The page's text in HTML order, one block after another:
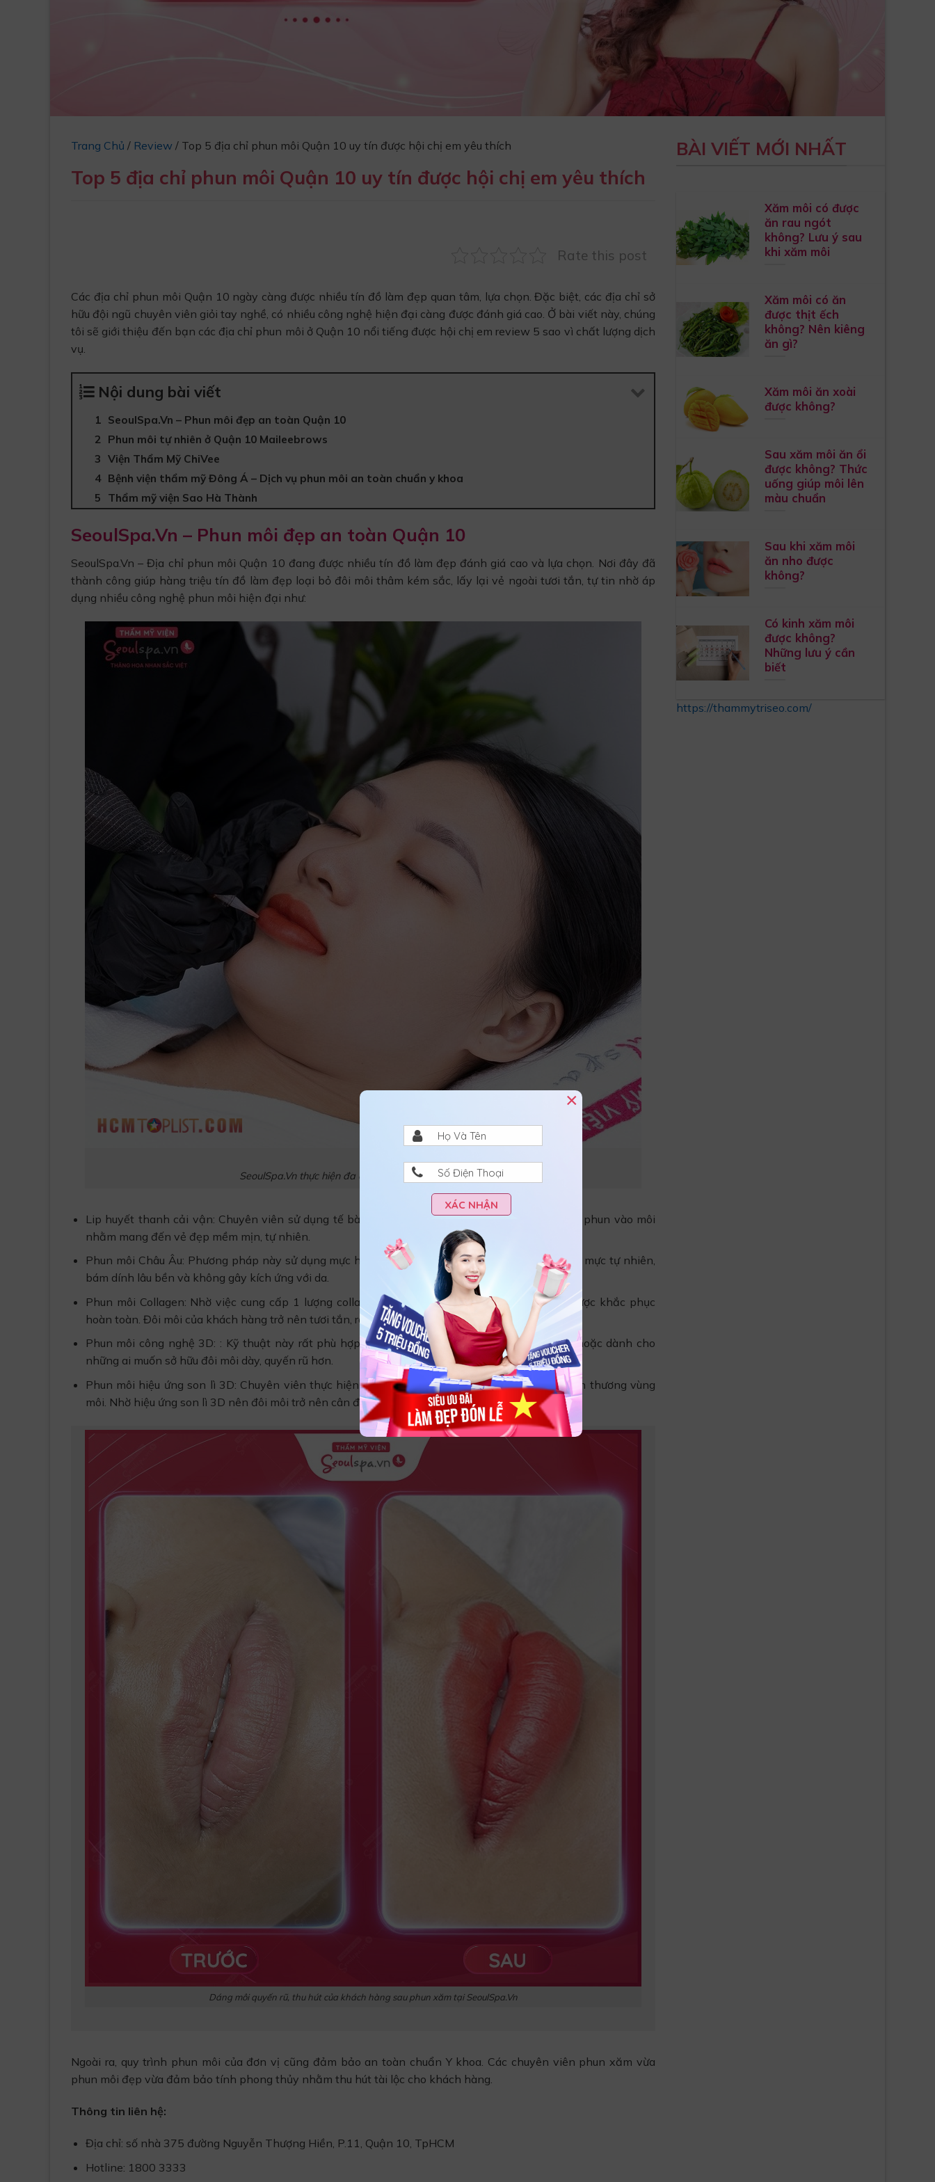
Trang Chủ / Review / Top 5 địa chỉ phun môi Quận 10 uy tín được hội chị em yêu thích
Top 5 địa chỉ phun môi Quận 10 uy tín được hội chị em yêu thích
Rate this post
Các địa chỉ phun môi Quận 10 ngày càng được nhiều tín đồ làm đẹp quan tâm, lựa chọn. Đặc biệt, các địa chỉ sở
hữu đội ngũ chuyên viên giỏi tay nghề, có nhiều công nghệ hiện đại càng được đánh giá cao. Ở bài viết này, chúng
tôi sẽ giới thiệu đến bạn các địa chỉ phun môi ở Quận 10 nổi tiếng được hội chị em review 5 sao vì chất lượng dịch
vụ.
Nội dung bài viết
SeoulSpa.Vn – Phun môi đẹp an toàn Quận 10
Phun môi tự nhiên ở Quận 10 Maileebrows
Viện Thẩm Mỹ ChiVee
Bệnh viện thẩm mỹ Đông Á – Dịch vụ phun môi an toàn chuẩn y khoa
Thẩm mỹ viện Sao Hà Thành
SeoulSpa.Vn – Phun môi đẹp an toàn Quận 10
SeoulSpa.Vn – Địa chỉ phun môi Quận 10 đang được nhiều tín đồ làm đẹp đánh giá cao và lựa chọn. Nơi đây đã
thành công giúp hàng triệu tín đồ làm đẹp loại bỏ đôi môi thâm kém sắc, lấy lại vẻ ngoài tươi tắn, tự tin nhờ áp
dụng nhiều công nghệ phun môi hiện đại như:
SeoulSpa.Vn thực hiện đa dạng dịch vụ phun xăm môi
Lip huyết thanh cải vận: Chuyên viên sử dụng tế bào gốc tự thân mix với mực xăm hữu cơ để phun vào môi
nhằm mang đến vẻ đẹp mềm mịn, tự nhiên.
Phun môi Châu Âu: Phương pháp này sử dụng mực hữu cơ châu Âu để phun với ưu điểm là màu mực tự nhiên,
bám dính lâu bền và không gây kích ứng với da.
Phun môi Collagen: Nhờ việc cung cấp 1 lượng collagen vào môi mà tình trạng khô, nứt nẻ được khắc phục
hoàn toàn. Đôi môi của khách hàng trở nên tươi tắn, rạng rỡ hơn.
Phun môi công nghệ 3D: : Kỹ thuật này rất phù hợp với những ai có viền môi không rõ, lệch hoặc dành cho
những ai muốn sở hữu đôi môi dày, quyến rũ hơn.
Phun môi hiệu ứng son lì 3D: Chuyên viên thực hiện phun lướt nên không gây đau đớn hay tổn thương vùng
môi. Nhờ hiệu ứng son lì 3D nên đôi môi trở nên cân đối, thu hút hơn.
Dáng môi quyến rũ, thu hút của khách hàng sau phun xăm tại SeoulSpa.Vn
Ngoài ra, quy trình phun môi của đơn vị cũng đảm bảo an toàn chuẩn Y khoa. Các chuyên viên phun xăm vừa
phun môi đẹp vừa đảm bảo tính phong thủy nhằm thu hút tài lộc cho khách hàng.
Thông tin liên hệ:
Địa chỉ: số nhà 375 đường Nguyễn Thượng Hiền, P.11, Quận 10, TpHCM
Hotline: 1800 3333
BÀI VIẾT MỚI NHẤT
Xăm môi có được
ăn rau ngót
không? Lưu ý sau
khi xăm môi
Xăm môi có ăn
được thịt ếch
không? Nên kiêng
ăn gì?
Xăm môi ăn xoài
được không?
Sau xăm môi ăn ổi
được không? Thức
uống giúp môi lên
màu chuẩn
Sau khi xăm môi
ăn nho được
không?
Có kinh xăm môi
được không?
Những lưu ý cần
biết
https://thammytriseo.com/
XÁC NHẬN
×